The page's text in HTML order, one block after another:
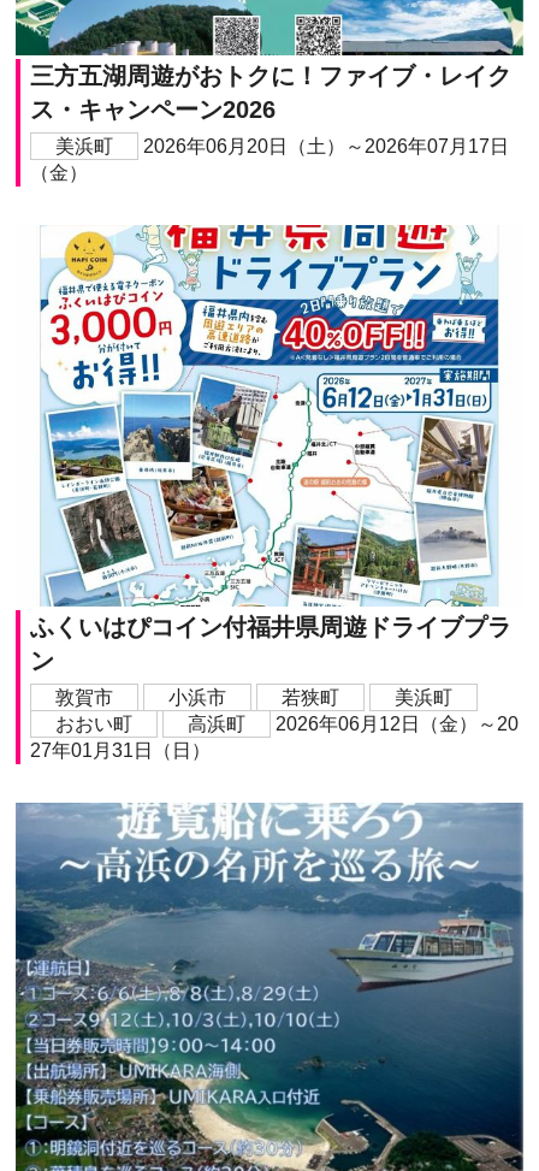
三方五湖周遊がおトクに！ファイブ・レイク
ス・キャンペーン2026
美浜町
2026年06月20日（土）～2026年07月17日
（金）
ふくいはぴコイン付福井県周遊ドライブプラ
ン
敦賀市 小浜市 若狭町
美浜町
おおい町
高浜町
2026年06月12日（金）～20
27年01月31日（日）